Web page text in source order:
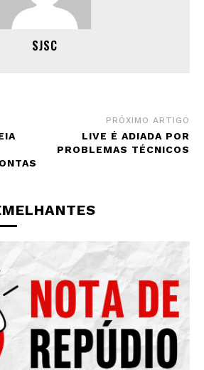
SJSC
PRÓXIMO ARTIGO
LIVE É ADIADA POR
PROBLEMAS TÉCNICOS